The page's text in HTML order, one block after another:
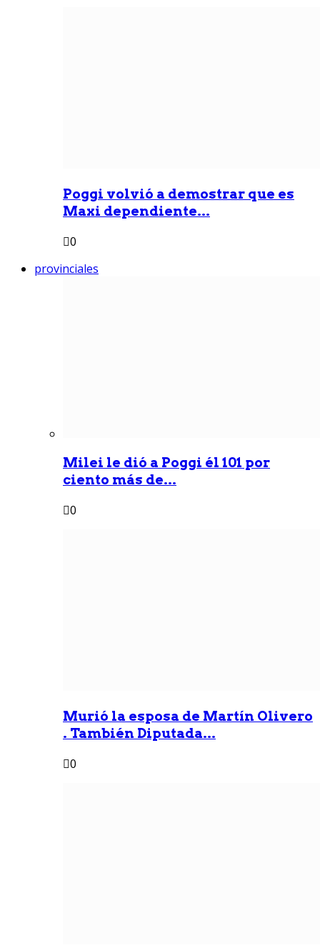
Poggi volvió a demostrar que es
Maxi dependiente...
0
provinciales
Milei le dió a Poggi él 101 por
ciento más de...
0
Murió la esposa de Martín Olivero
. También Diputada...
0